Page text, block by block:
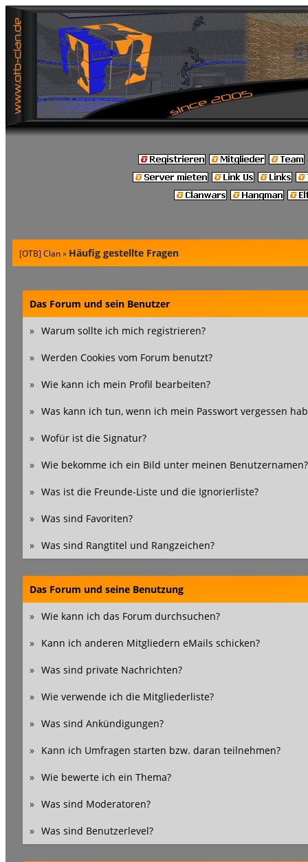
[OTB] Clan» Häufig gestellte Fragen
Das Forum und sein Benutzer
» Warum sollte ich mich registrieren?
» Werden Cookies vom Forum benutzt?
» Wie kann ich mein Profil bearbeiten?
» Was kann ich tun, wenn ich mein Passwort vergessen
» Wofür ist die Signatur?
» Wie bekomme ich ein Bild unter meinen Benutzernamen?
» Was ist die Freunde-Liste und die Ignorierliste?
» Was sind Favoriten?
» Was sind Rangtitel und Rangzeichen?
Das Forum und seine Benutzung
» Wie kann ich das Forum durchsuchen?
» Kann ich anderen Mitgliedern eMails schicken?
» Was sind private Nachrichten?
» Wie verwende ich die Mitgliederliste?
» Was sind Ankündigungen?
» Kann ich Umfragen starten bzw. daran teilnehmen?
» Wie bewerte ich ein Thema?
» Was sind Moderatoren?
» Was sind Benutzerlevel?